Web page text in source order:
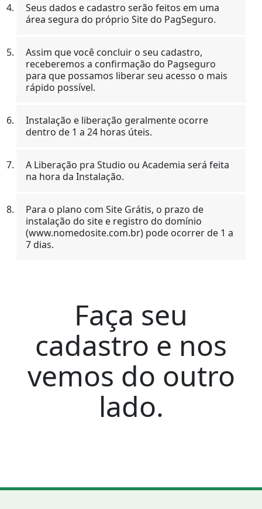
Seus dados e cadastro serão feitos em uma
área segura do próprio Site do PagSeguro.
Assim que você concluir o seu cadastro,
receberemos a confirmação do Pagseguro
para que possamos liberar seu acesso o mais
rápido possível.
Instalação e liberação geralmente ocorre
dentro de 1 a 24 horas úteis.
A Liberação pra Studio ou Academia será feita
na hora da Instalação.
Para o plano com Site Grátis, o prazo de
instalação do site e registro do domínio
(www.nomedosite.com.br) pode ocorrer de 1 a
7 dias.
Faça seu
cadastro e nos
vemos do outro
lado.